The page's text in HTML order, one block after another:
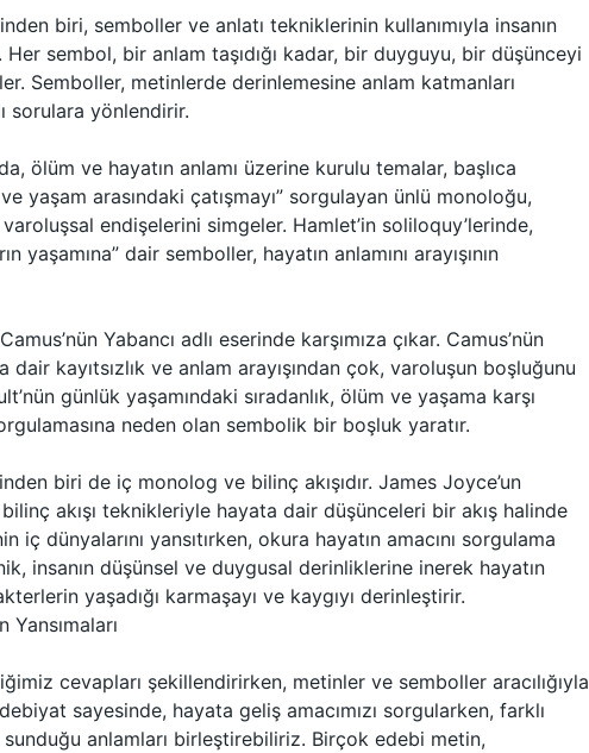
biri, semboller ve anlatı tekniklerinin kullanımıyla insanın
sembol, bir anlam taşıdığı kadar, bir duyguyu, bir düşünceyi
Semboller, metinlerde derinlemesine anlam katmanları
sorulara yönlendirir.
ölüm ve hayatın anlamı üzerine kurulu temalar, başlıca
yaşam arasındaki çatışmayı” sorgulayan ünlü monoloğu,
endişelerini simgeler. Hamlet’in soliloquy’lerinde,
yaşamına” dair semboller, hayatın anlamını arayışının
Yabancı adlı eserinde karşımıza çıkar. Camus’nün
kayıtsızlık ve anlam arayışından çok, varoluşun boşluğunu
günlük yaşamındaki sıradanlık, ölüm ve yaşama karşı
neden olan sembolik bir boşluk yaratır.
biri de iç monolog ve bilinç akışıdır. James Joyce’un
akışı teknikleriyle hayata dair düşünceleri bir akış halinde
dünyalarını yansıtırken, okura hayatın amacını sorgulama
insanın düşünsel ve duygusal derinliklerine inerek hayatın
yaşadığı karmaşayı ve kaygıyı derinleştirir.
Yansımaları
cevapları şekillendirirken, metinler ve semboller aracılığıyla
sayesinde, hayata geliş amacımızı sorgularken, farklı
anlamları birleştirebiliriz. Birçok edebi metin,